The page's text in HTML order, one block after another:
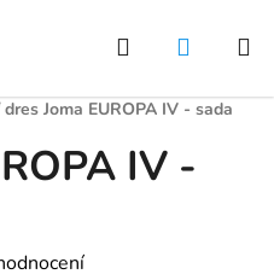
Hledat
dres Joma EUROPA IV - sada
IV -